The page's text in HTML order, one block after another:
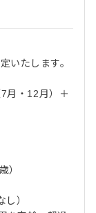
いたします。
月・12月）＋
）
）